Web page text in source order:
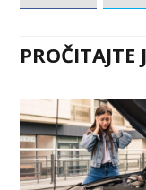
PROČITAJTE